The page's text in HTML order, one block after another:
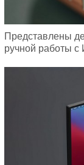
Представлены
ручной работы